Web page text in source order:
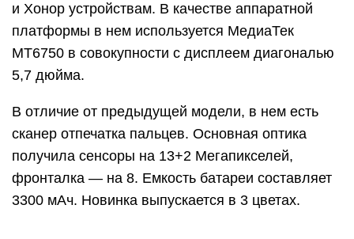
и Хонор устройствам. В качестве аппаратной
платформы в нем используется МедиаТек
МТ6750 в совокупности с дисплеем диагональю
5,7 дюйма.
В отличие от предыдущей модели, в нем есть
сканер отпечатка пальцев. Основная оптика
получила сенсоры на 13+2 Мегапикселей,
фронталка — на 8. Емкость батареи составляет
3300 мАч. Новинка выпускается в 3 цветах.